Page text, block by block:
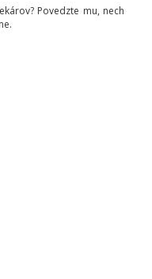
Povedzte mu, nech